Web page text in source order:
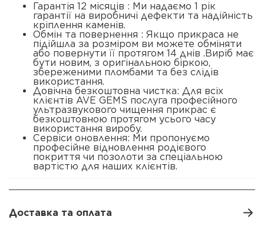
Гарантія 12 місяців : Ми надаємо 1 рік
гарантії на виробничі дефекти та надійність
кріплення каменів.
Обмін та повернення : Якщо прикраса не
підійшла за розміром ви можете обміняти
або повернути її протягом 14 днів .Виріб має
бути новим, з оригінальною біркою,
збереженими пломбами та без слідів
використання.
Довічна безкоштовна чистка: Для всіх
клієнтів AVE GEMS послуга професійного
ультразвукового чищення прикрас є
безкоштовною протягом усього часу
використання виробу.
Сервіси оновлення: Ми пропонуємо
професійне відновлення родієвого
покриття чи позолоти за спеціальною
вартістю для наших клієнтів.
Доставка та оплата